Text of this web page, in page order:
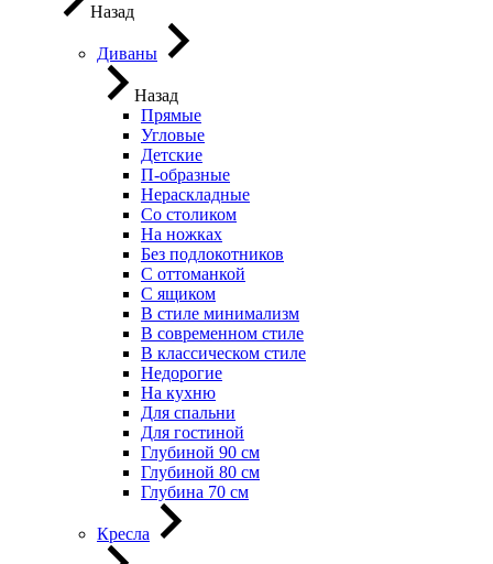
Назад
Диваны
Назад
Прямые
Угловые
Детские
П-образные
Нераскладные
Со столиком
На ножках
Без подлокотников
С оттоманкой
С ящиком
В стиле минимализм
В современном стиле
В классическом стиле
Недорогие
На кухню
Для спальни
Для гостиной
Глубиной 90 см
Глубиной 80 см
Глубина 70 см
Кресла